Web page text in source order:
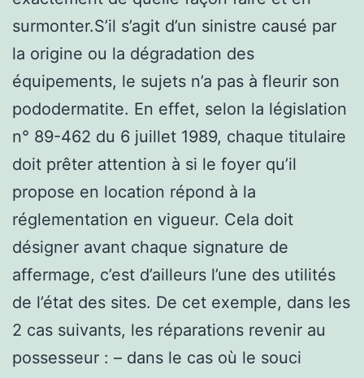
surmonter.S’il s’agit d’un sinistre causé par
la origine ou la dégradation des
équipements, le sujets n’a pas à fleurir son
pododermatite. En effet, selon la législation
n° 89-462 du 6 juillet 1989, chaque titulaire
doit prêter attention à si le foyer qu’il
propose en location répond à la
réglementation en vigueur. Cela doit
désigner avant chaque signature de
affermage, c’est d’ailleurs l’une des utilités
de l’état des sites. De cet exemple, dans les
2 cas suivants, les réparations revenir au
possesseur : – dans le cas où le souci